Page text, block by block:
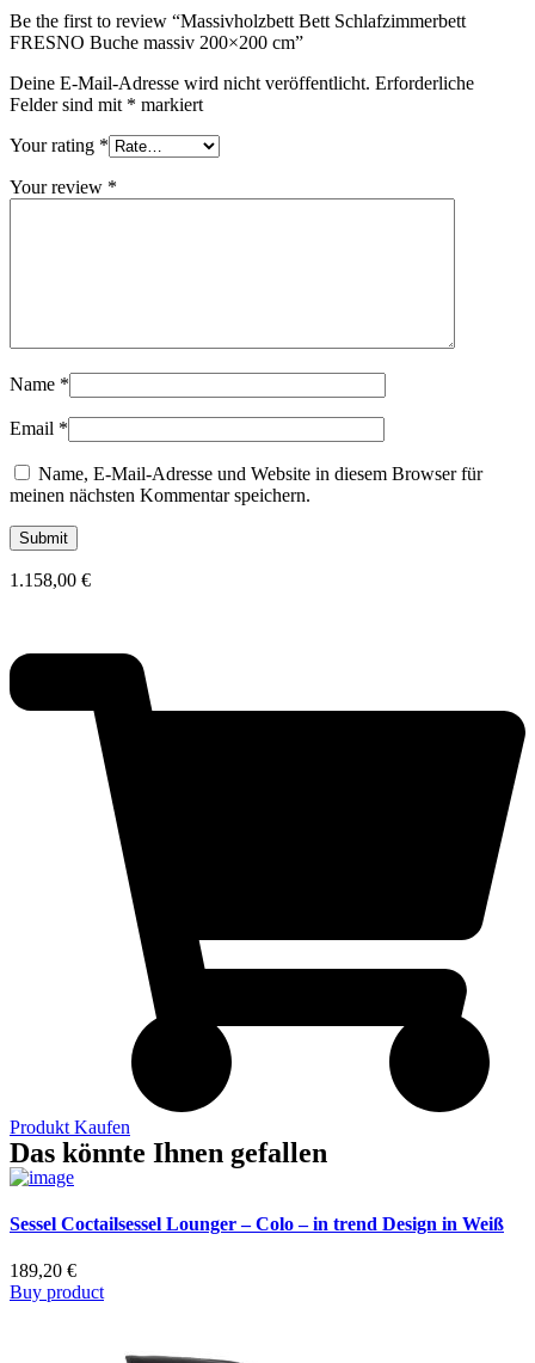
Be the first to review “Massivholzbett Bett Schlafzimmerbett
FRESNO Buche massiv 200×200 cm”
Deine E-Mail-Adresse wird nicht veröffentlicht. Erforderliche
Felder sind mit * markiert
Your rating *
Your review *
Name *
Email *
Name, E-Mail-Adresse und Website in diesem Browser für
meinen nächsten Kommentar speichern.
1.158,00 €
Produkt Kaufen
Das könnte Ihnen gefallen
Sessel Coctailsessel Lounger – Colo – in trend Design in Weiß
189,20 €
Buy product